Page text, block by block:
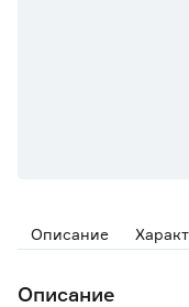
Описание
Описание